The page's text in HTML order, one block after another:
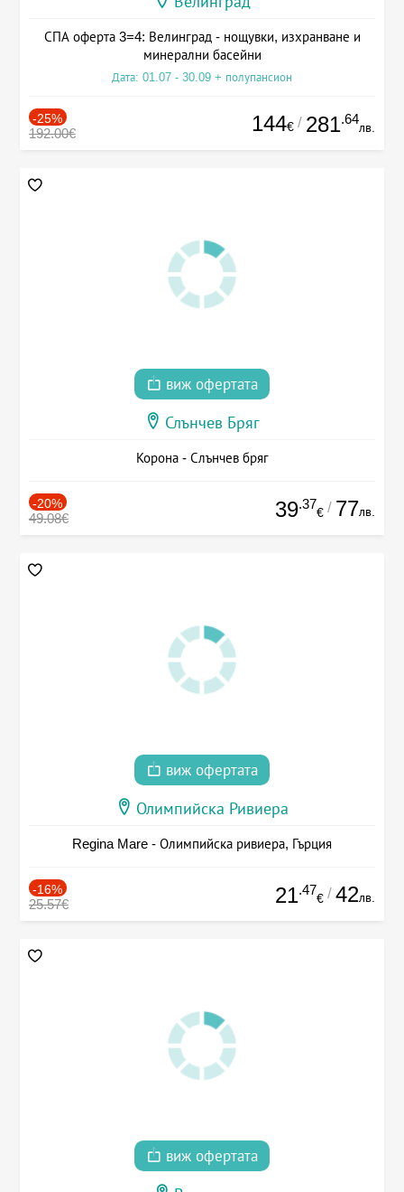
СПА оферта 3=4: Велинград - нощувки, изхранване и
минерални басейни
Дата: 01.07 - 30.09 + полупансион
-25%
192.00€ 144€ / 281.64
лв.
виж офертата
Слънчев Бряг
Корона - Слънчев бряг
-20%
49.08€ 39.37
€ / 77лв.
виж офертата
Олимпийска Ривиера
Regina Mare - Олимпийска ривиера, Гърция
-16%
25.57€ 21.47
€ / 42лв.
виж офертата